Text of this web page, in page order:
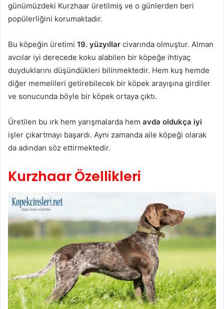
günümüzdeki Kurzhaar üretilmiş ve o günlerden beri
popülerliğini korumaktadır.
Bu köpeğin üretimi 19. yüzyıllar civarında olmuştur. Alman
avcılar iyi derecede koku alabilen bir köpeğe ihtiyaç
duyduklarını düşündükleri bilinmektedir. Hem kuş hemde
diğer memelileri getirebilecek bir köpek arayışına girdiler
ve sonucunda böyle bir köpek ortaya çıktı.
Üretilen bu ırk hem yarışmalarda hem avda oldukça iyi
işler çıkartmayı başardı. Aynı zamanda aile köpeği olarak
da adından söz ettirmektedir.
Kurzhaar Özellikleri